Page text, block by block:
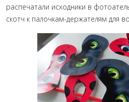
распечатали исходники в
скотч к палочкам-держателям для